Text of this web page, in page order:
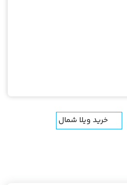
خرید ویلا شمال